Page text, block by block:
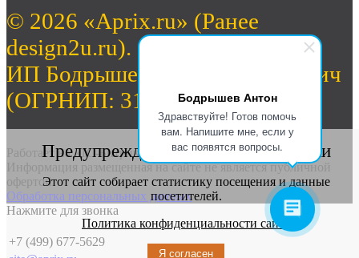
Бодрышев Антон
Здравствуйте! Готов помочь
вам. Напишите мне, если у
вас появятся вопросы.
© 2026 «Aprix.ru» (Ранее
design2u.ru).
ИП Бодрышев Антон Валерьевич
(ОГРНИП: 312774632701462)
Работает на «1С-Битрикс: Управление сайтом».
Информация размещенная на сайте не является публичной
офертой
Обработка персональных данных
Нажмите для звонка
+7 (499) 677-5629
Предупреждение о сборе статистики
Этот сайт собирает статистику посещения и данные
посетителей.
Политика конфиденциальности сайта
Я согласен